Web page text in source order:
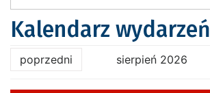
Kalendarz wydarzeń
poprzedni sierpień 2026